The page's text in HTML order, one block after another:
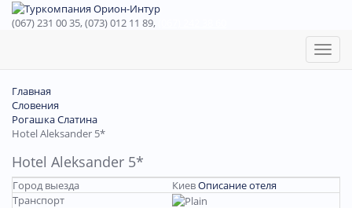
(067) 231 00 35, (073) 012 11 89,
Toggle
Главная
Словения
Рогашка Слатина
Hotel Aleksander 5*
Hotel Aleksander 5*
Город выезда КиевОписание отеля
Транспорт